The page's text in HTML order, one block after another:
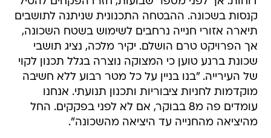
קנסות בשכונה. ההבטחה התכנונית שניתנה לתושבים
תיארה אזורי חנייה נרחבים לשימוש בשטח השכונה,
אך הפרויקט טרם הושלם. יקיר מלכה, נציג תושבי
שכונת ברנע טוען כי המצוקה נוצרה בגלל תכנון לקוי
של העירייה. "בנו בניין על כל מטר רבוע ללא חשיבה
מוקדמות לחניות ציבוריות ותכנון תנועתי. אנחנו
עומדים פה מ8 בבוקר, אם לא לפני בפקקים. החל
מהיציאה מהחנייה עד היציאה מהשכונה".